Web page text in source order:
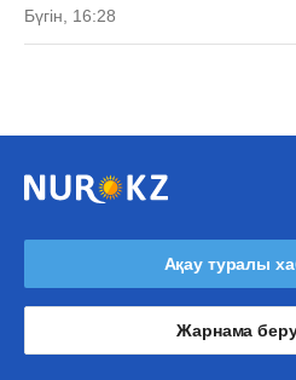
Бүгін, 16:28
Ақау туралы
Жарнама